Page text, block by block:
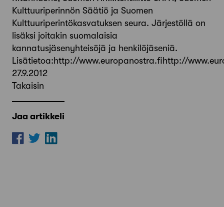
Kulttuuriperinnön Säätiö ja Suomen
Kulttuuriperintökasvatuksen seura. Järjestöllä on
lisäksi joitakin suomalaisia
kannatusjäsenyhteisöjä ja henkilöjäseniä.
Lisätietoa:http://www.europanostra.fihttp://
27.9.2012
Takaisin
Jaa artikkeli